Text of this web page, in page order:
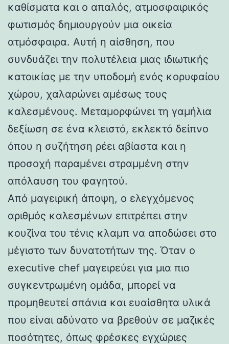
καθίσματα και ο απαλός, ατμοσφαιρικός
φωτισμός δημιουργούν μια οικεία
ατμόσφαιρα. Αυτή η αίσθηση, που
συνδυάζει την πολυτέλεια μιας ιδιωτικής
κατοικίας με την υποδομή ενός κορυφαίου
χώρου, χαλαρώνει αμέσως τους
καλεσμένους. Μεταμορφώνει τη γαμήλια
δεξίωση σε ένα κλειστό, εκλεκτό δείπνο
όπου η συζήτηση ρέει αβίαστα και η
προσοχή παραμένει στραμμένη στην
απόλαυση του φαγητού.
Από μαγειρική άποψη, ο ελεγχόμενος
αριθμός καλεσμένων επιτρέπει στην
κουζίνα του τένις κλαμπ να αποδώσει στο
μέγιστο των δυνατοτήτων της. Όταν ο
executive chef μαγειρεύει για μια πιο
συγκεντρωμένη ομάδα, μπορεί να
προμηθευτεί σπάνια και ευαίσθητα υλικά
που είναι αδύνατο να βρεθούν σε μαζικές
ποσότητες, όπως φρέσκες εγχώριες